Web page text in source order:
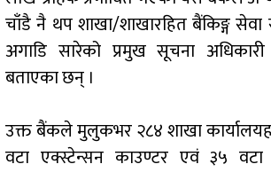
चाँडै नै थप शाखा/शाखारहित बैंकिङ्ग
अगाडि सारेको प्रमुख सूचना
बताएका छन् ।
उक्त बैंकले मुलुकभर २८४ शाखा
वटा एक्स्टेन्सन काउण्टर एवं ३५ वटा